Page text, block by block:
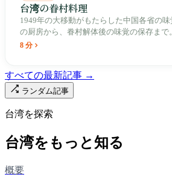
台湾の眷村料理
1949年の大移動がもたらした中国各省の
の厨房から、眷村解体後の味覚の保存まで。
8 分
すべての最新記事 →
ランダム記事
台湾を探索
台湾をもっと知る
概要